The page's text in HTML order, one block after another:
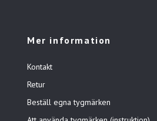
Mer information
Kontakt
Retur
Beställ egna tygmärken